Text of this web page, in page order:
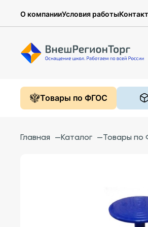
О компанииУсловия работы
Товары по ФГОС
Главная —Каталог —Товары по